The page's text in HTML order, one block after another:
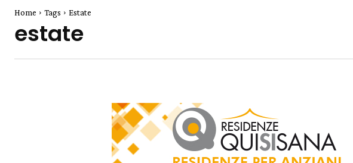
Home Tags Estate
estate